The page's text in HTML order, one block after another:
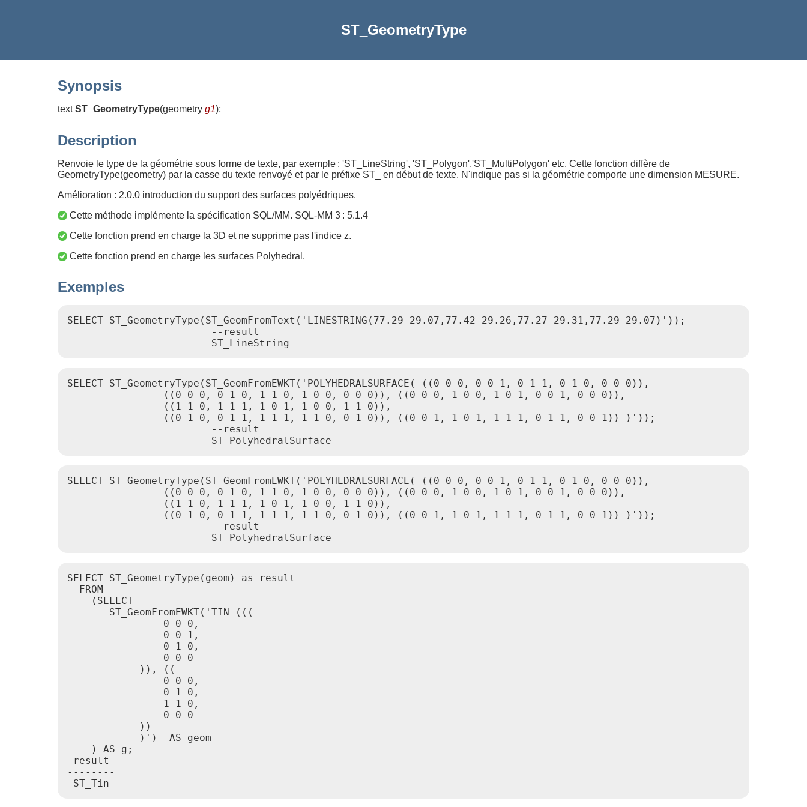
ST_GeometryType
Synopsis
textST_GeometryType(geometry g1);
Description
Renvoie le type de la géométrie sous forme de texte, par exemple : 'ST_LineString', 'ST_Polygon','ST_MultiPolygon' etc. Cette fonction diffère de
GeometryType(geometry) par la casse du texte renvoyé et par le préfixe ST_ en début de texte. N'indique pas si la géométrie comporte une dimension MESURE.
Amélioration : 2.0.0 introduction du support des surfaces polyédriques.
Cette méthode implémente la spécification SQL/MM. SQL-MM 3 : 5.1.4
Cette fonction prend en charge la 3D et ne supprime pas l'indice z.
Cette fonction prend en charge les surfaces Polyhedral.
Exemples
SELECT ST_GeometryType(ST_GeomFromText('LINESTRING(77.29 29.07,77.42 29.26,77.27 29.31,77.29 29.07)'));
                        --result
                        ST_LineString
SELECT ST_GeometryType(ST_GeomFromEWKT('POLYHEDRALSURFACE( ((0 0 0, 0 0 1, 0 1 1, 0 1 0, 0 0 0)),
                ((0 0 0, 0 1 0, 1 1 0, 1 0 0, 0 0 0)), ((0 0 0, 1 0 0, 1 0 1, 0 0 1, 0 0 0)),
                ((1 1 0, 1 1 1, 1 0 1, 1 0 0, 1 1 0)),
                ((0 1 0, 0 1 1, 1 1 1, 1 1 0, 0 1 0)), ((0 0 1, 1 0 1, 1 1 1, 0 1 1, 0 0 1)) )'));
                        --result
                        ST_PolyhedralSurface
SELECT ST_GeometryType(ST_GeomFromEWKT('POLYHEDRALSURFACE( ((0 0 0, 0 0 1, 0 1 1, 0 1 0, 0 0 0)),
                ((0 0 0, 0 1 0, 1 1 0, 1 0 0, 0 0 0)), ((0 0 0, 1 0 0, 1 0 1, 0 0 1, 0 0 0)),
                ((1 1 0, 1 1 1, 1 0 1, 1 0 0, 1 1 0)),
                ((0 1 0, 0 1 1, 1 1 1, 1 1 0, 0 1 0)), ((0 0 1, 1 0 1, 1 1 1, 0 1 1, 0 0 1)) )'));
                        --result
                        ST_PolyhedralSurface
SELECT ST_GeometryType(geom) as result
  FROM
    (SELECT
       ST_GeomFromEWKT('TIN (((
                0 0 0,
                0 0 1,
                0 1 0,
                0 0 0
            )), ((
                0 0 0,
                0 1 0,
                1 1 0,
                0 0 0
            ))
            )')  AS geom
    ) AS g;
result
--------
ST_Tin